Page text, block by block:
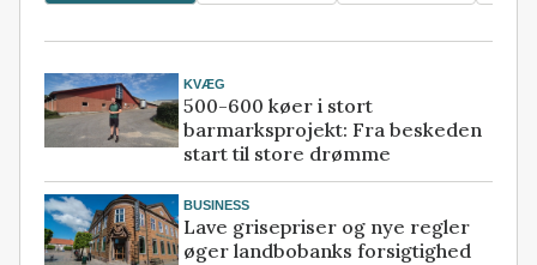
KVÆG
500-600 køer i stort
barmarksprojekt: Fra beskeden
start til store drømme
BUSINESS
Lave grisepriser og nye regler
øger landbobanks forsigtighed